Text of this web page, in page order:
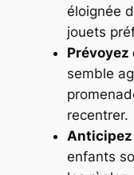
éloignée
jouets
Prévoyez
semble
recentrer.
enfants